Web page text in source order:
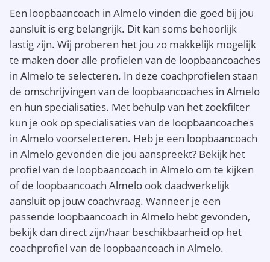
Een loopbaancoach in Almelo vinden die goed bij jou
aansluit is erg belangrijk. Dit kan soms behoorlijk
lastig zijn. Wij proberen het jou zo makkelijk mogelijk
te maken door alle profielen van de loopbaancoaches
in Almelo te selecteren. In deze coachprofielen staan
de omschrijvingen van de loopbaancoaches in Almelo
en hun specialisaties. Met behulp van het zoekfilter
kun je ook op specialisaties van de loopbaancoaches
in Almelo voorselecteren. Heb je een loopbaancoach
in Almelo gevonden die jou aanspreekt? Bekijk het
profiel van de loopbaancoach in Almelo om te kijken
of de loopbaancoach Almelo ook daadwerkelijk
aansluit op jouw coachvraag. Wanneer je een
passende loopbaancoach in Almelo hebt gevonden,
bekijk dan direct zijn/haar beschikbaarheid op het
coachprofiel van de loopbaancoach in Almelo.